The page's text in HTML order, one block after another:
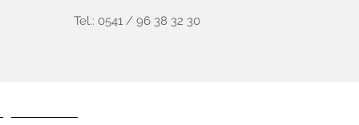
Tel.: 0541 / 96 38 32 30